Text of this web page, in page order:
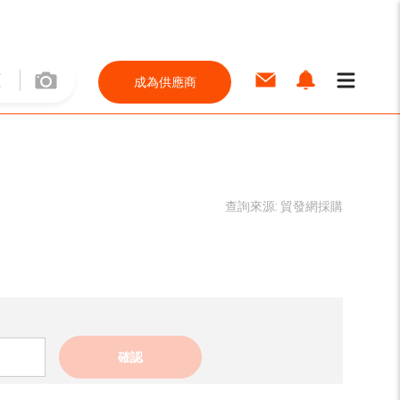
成為供應商
查詢來源: 貿發網採購
確認